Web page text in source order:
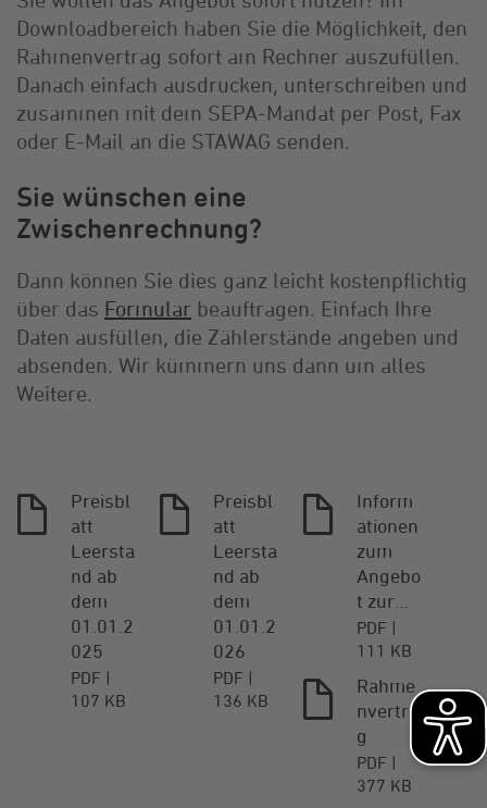
Downloadbereich haben Sie die Möglichkeit, den
Rahmenvertrag sofort am Rechner auszufüllen.
Danach einfach ausdrucken, unterschreiben und
zusammen mit dem SEPA-Mandat per Post, Fax
oder E-Mail an die STAWAG senden.
Sie wünschen eine
Zwischenrechnung?
Dann können Sie dies ganz leicht kostenpflichtig
über das Formular beauftragen. Einfach Ihre
Daten ausfüllen, die Zählerstände angeben und
absenden. Wir kümmern uns dann um alles
Weitere.
Preisbl
att
Leersta
nd ab
dem
01.01.2
025
PDF
107 KB
Preisbl
att
Leersta
nd ab
dem
01.01.2
026
PDF
136 KB
Inform
ationen
zum
Angebo
t zur…
PDF
111 KB
Rahme
nvertra
g
PDF
377 KB